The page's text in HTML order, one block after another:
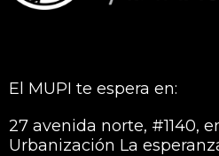
El MUPI te espera en:
27 avenida norte, #1140,
Urbanización La